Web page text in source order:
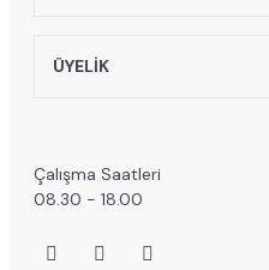
ÜYELİK
Çalışma Saatleri
08.30 - 18.00